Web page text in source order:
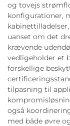
og tovejs
konfigurationer,
uanset om det
krævende
vedligeholder et
forskellige
tilpasning til
også
med både øvre